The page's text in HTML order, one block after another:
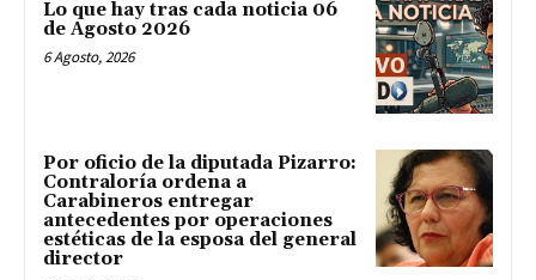
Lo que hay tras cada noticia 06
de Agosto 2026
6 Agosto, 2026
Por oficio de la diputada Pizarro:
Contraloría ordena a
Carabineros entregar
antecedentes por operaciones
estéticas de la esposa del general
director